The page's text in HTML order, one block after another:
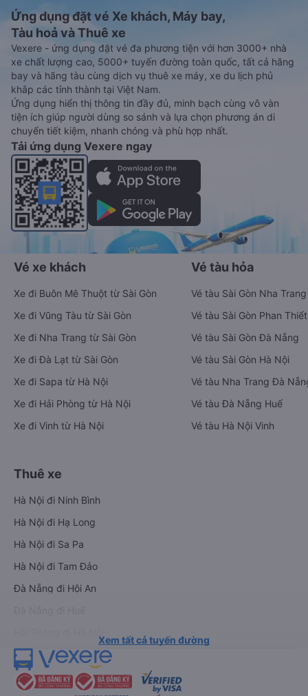
Ứng dụng đặt vé Xe khách, Máy bay,
Tàu hoả và Thuê xe
Vexere - ứng dụng đặt vé đa phương tiện với hơn 3000+ nhà
xe chất lượng cao, 5000+ tuyến đường toàn quốc, tất cả hãng
bay và hãng tàu cùng dịch vụ thuê xe máy, xe du lịch phủ
khắp các tỉnh thành tại Việt Nam.
Ứng dụng hiển thị thông tin đầy đủ, minh bạch cùng vô vàn
tiện ích giúp người dùng so sánh và lựa chọn phương án di
chuyển tiết kiệm, nhanh chóng và phù hợp nhất.
Tải ứng dụng Vexere ngay
Vé xe khách
Xe đi Buôn Mê Thuột từ Sài Gòn
Xe đi Vũng Tàu từ Sài Gòn
Xe đi Nha Trang từ Sài Gòn
Xe đi Đà Lạt từ Sài Gòn
Xe đi Sapa từ Hà Nội
Xe đi Hải Phòng từ Hà Nội
Xe đi Vinh từ Hà Nội
Vé tàu hỏa
Vé tàu Sài Gòn Nha Trang
Vé tàu Sài Gòn Phan Thiết
Vé tàu Sài Gòn Đà Nẵng
Vé tàu Sài Gòn Hà Nội
Vé tàu Nha Trang Đà
Vé tàu Đà Nẵng Huế
Vé tàu Hà Nội Vinh
Thuê xe
Hà Nội đi Ninh Bình
Hà Nội đi Hạ Long
Hà Nội đi Sa Pa
Hà Nội đi Tam Đảo
Đà Nẵng đi Hội An
Xem tất cả tuyến đường